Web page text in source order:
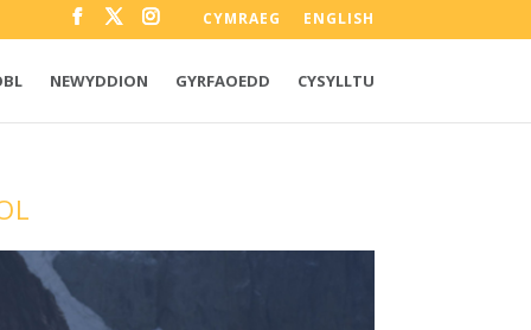
CYMRAEG ENGLISH
NEWYDDION GYRFAOEDD CYSYLLTU